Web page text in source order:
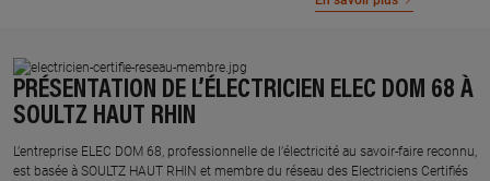
PRÉSENTATION DE L’ÉLECTRICIEN ELEC DOM 68 À
SOULTZ HAUT RHIN
L’entreprise ELEC DOM 68, professionnelle de l’électricité au savoir-faire reconnu,
est basée à SOULTZ HAUT RHIN et membre du réseau des Electriciens Certifiés